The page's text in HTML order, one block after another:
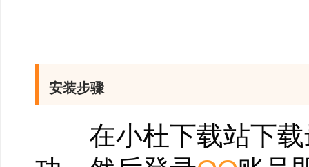
4、标准斯诺克、
球坛标杆，精准品
经典斯诺克再现腾讯
安装步骤
在小杜下载站下载